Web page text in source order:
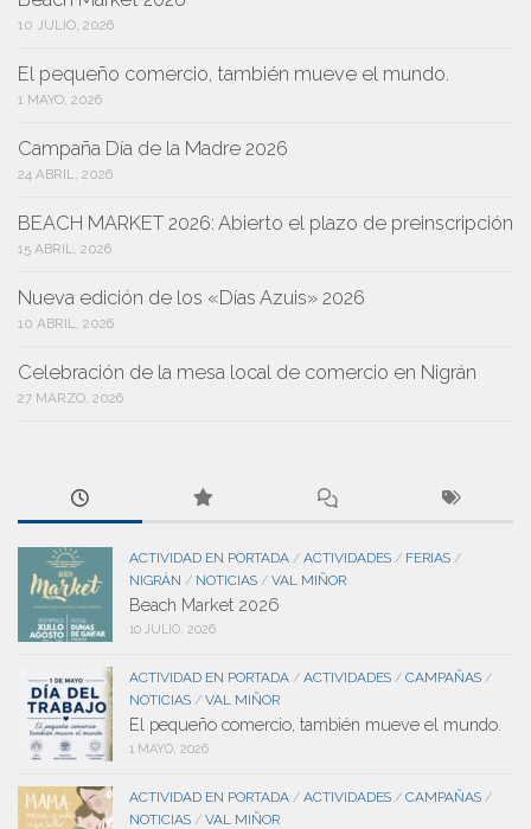
10 JULIO, 2026
El pequeño comercio, también mueve el mundo.
1 MAYO, 2026
Campaña Día de la Madre 2026
24 ABRIL, 2026
BEACH MARKET 2026: Abierto el plazo de preinscripción
15 ABRIL, 2026
Nueva edición de los «Días Azuis» 2026
10 ABRIL, 2026
Celebración de la mesa local de comercio en Nigrán
27 MARZO, 2026
ACTIVIDAD EN PORTADA / ACTIVIDADES / FERIAS /
NIGRÁN / NOTICIAS / VAL MIÑOR
Beach Market 2026
10 JULIO, 2026
ACTIVIDAD EN PORTADA / ACTIVIDADES / CAMPAÑAS /
NOTICIAS / VAL MIÑOR
El pequeño comercio, también mueve el mundo.
1 MAYO, 2026
ACTIVIDAD EN PORTADA / ACTIVIDADES / CAMPAÑAS /
NOTICIAS / VAL MIÑOR